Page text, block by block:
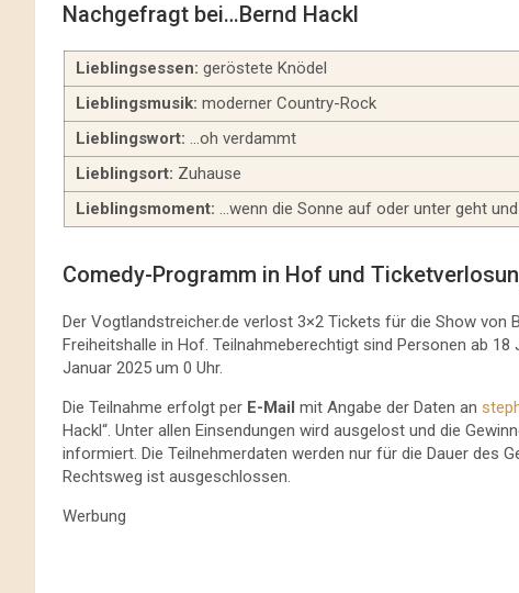
Nachgefragt bei…Bernd Hackl
Lieblingsessen: geröstete Knödel
Lieblingsmusik: moderner Country-Rock
Lieblingswort: …oh verdammt
Lieblingsort: Zuhause
Lieblingsmoment: …wenn die Sonne auf oder unter geht
Comedy-Programm in Hof und
Der Vogtlandstreicher.de verlost 3×2 Tickets für die Show von
Freiheitshalle in Hof. Teilnahmeberechtigt sind Personen ab
Januar 2025 um 0 Uhr.
Die Teilnahme erfolgt per E-Mail mit Angabe der Daten an
Hackl“. Unter allen Einsendungen wird ausgelost und die
informiert. Die Teilnehmerdaten werden nur für die Dauer des
Rechtsweg ist ausgeschlossen.
Werbung